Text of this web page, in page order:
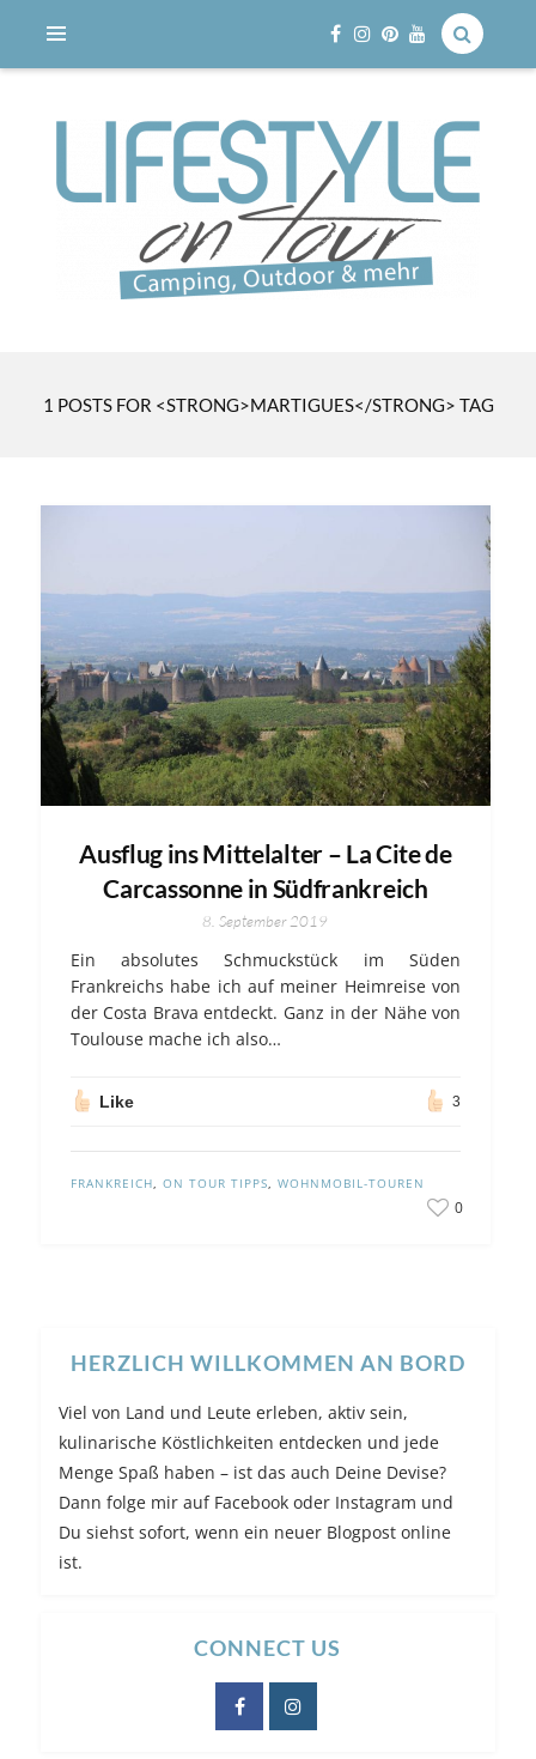
1 POSTS FOR <STRONG>MARTIGUES</STRONG> TAG
Ausflug ins Mittelalter – La Cite de
Carcassonne in Südfrankreich
8. September 2019
Ein absolutes Schmuckstück im Süden
Frankreichs habe ich auf meiner Heimreise von
der Costa Brava entdeckt. Ganz in der Nähe von
Toulouse mache ich also…
Like 3
FRANKREICH, ON TOUR TIPPS, WOHNMOBIL-TOUREN
0
HERZLICH WILLKOMMEN AN BORD
Viel von Land und Leute erleben, aktiv sein,
kulinarische Köstlichkeiten entdecken und jede
Menge Spaß haben – ist das auch Deine Devise?
Dann folge mir auf Facebook oder Instagram und
Du siehst sofort, wenn ein neuer Blogpost online
ist.
CONNECT US